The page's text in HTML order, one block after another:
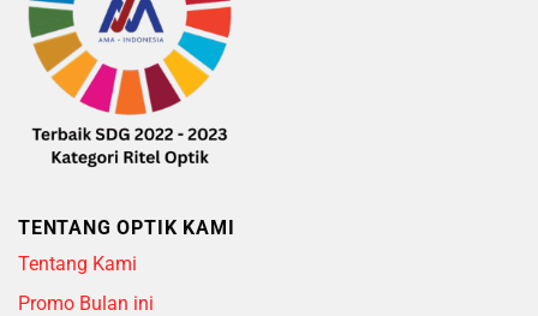
TENTANG OPTIK KAMI
Tentang Kami
Promo Bulan ini